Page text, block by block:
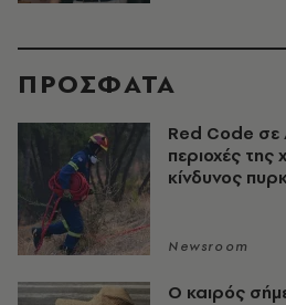
ΠΡΟΣΦΑΤΑ
Red Code σε
περιοχές
κίνδυνος
Newsroom
O καιρός